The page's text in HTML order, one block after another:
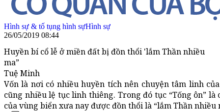
Hình sự & tố tụng hình sựHình sự
26/05/2019 08:44
Huyền bí cổ lễ ở miền đất bị đồn thổi 'lắm Thần nhiều
ma”
Tuệ Minh
Vốn là nơi có nhiều huyền tích nên chuyện tâm linh
cũng nhiều lệ tục linh thiêng. Trong đó tục “Tống ôn”
của vùng biển xưa nay được đồn thổi là “lắm Thần nhiều